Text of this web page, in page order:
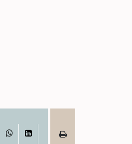
WhatsAppLinkedIn